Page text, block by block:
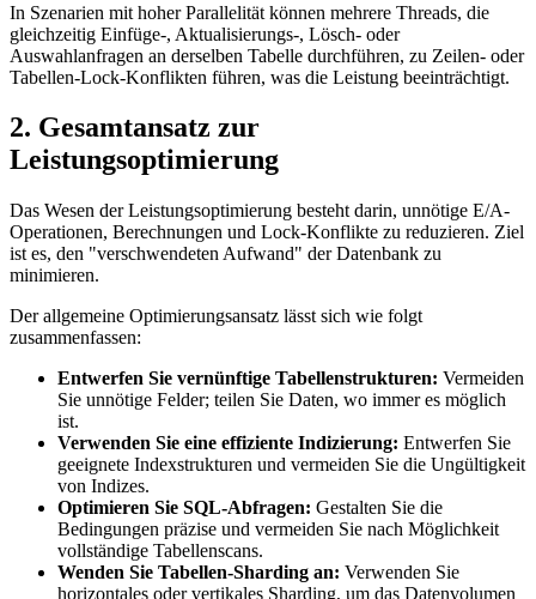
In Szenarien mit hoher Parallelität können mehrere Threads, die
gleichzeitig Einfüge-, Aktualisierungs-, Lösch- oder
Auswahlanfragen an derselben Tabelle durchführen, zu Zeilen- oder
Tabellen-Lock-Konflikten führen, was die Leistung beeinträchtigt.
2. Gesamtansatz zur
Leistungsoptimierung
Das Wesen der Leistungsoptimierung besteht darin, unnötige E/A-
Operationen, Berechnungen und Lock-Konflikte zu reduzieren. Ziel
ist es, den "verschwendeten Aufwand" der Datenbank zu
minimieren.
Der allgemeine Optimierungsansatz lässt sich wie folgt
zusammenfassen:
Entwerfen Sie vernünftige Tabellenstrukturen: Vermeiden
Sie unnötige Felder; teilen Sie Daten, wo immer es möglich
ist.
Verwenden Sie eine effiziente Indizierung: Entwerfen Sie
geeignete Indexstrukturen und vermeiden Sie die Ungültigkeit
von Indizes.
Optimieren Sie SQL-Abfragen: Gestalten Sie die
Bedingungen präzise und vermeiden Sie nach Möglichkeit
vollständige Tabellenscans.
Wenden Sie Tabellen-Sharding an: Verwenden Sie
horizontales oder vertikales Sharding, um das Datenvolumen